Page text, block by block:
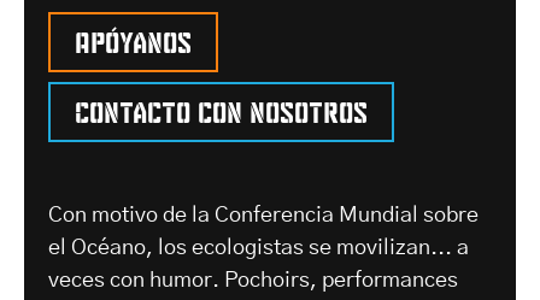
Apóyanos
Contacto con nosotros
Con motivo de la Conferencia Mundial sobre
el Océano, los ecologistas se movilizan... a
veces con humor. Pochoirs, performances